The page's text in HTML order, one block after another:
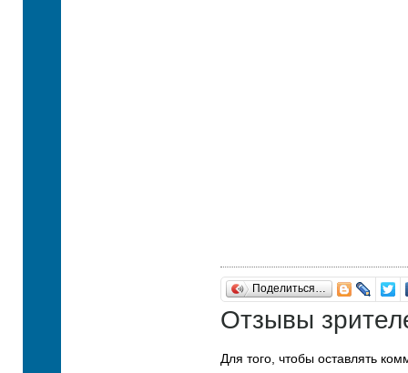
Поделиться…
Отзывы
Для того, чтобы оставлять